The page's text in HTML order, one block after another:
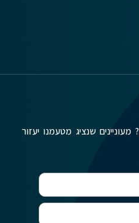
שנציג מטעמנו יעזור